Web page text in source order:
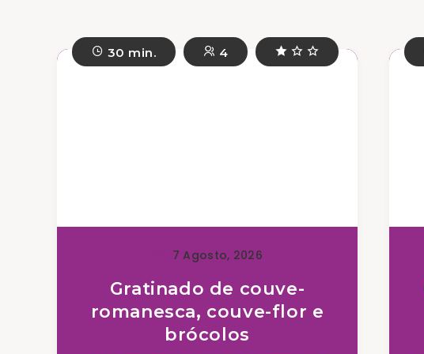
30 min. 4
7 Agosto, 2026
Gratinado de couve-
romanesca, couve-flor e
brócolos